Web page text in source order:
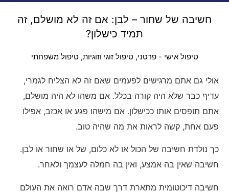
חשיבה של שחור – לבן: אם זה לא מושלם, זה
תמיד כישלון?
טיפול אישי - פרטני, טיפול זוגי וזוגיות, טיפול משפחתי
אולי גם אתם מרגישים לפעמים שאם זה לא הצליח לגמרי,
עדיף כבר שלא היה קורה בכלל. אם משהו לא היה מושלם,
אתם תופסים אותו ככישלון. אם מישהו פגע או אכזב, אפילו
פעם אחת, קשה לראות את מה שהיה טוב.
כך נולדת חשיבה של הכול או לא כלום, של או שחור או לבן.
חשיבה שאין בה אמצע, ואין בה חמלה לעצמך ולאחר.
חשיבה דיכוטומית מתארת דרך שבה אדם רואה את העולם